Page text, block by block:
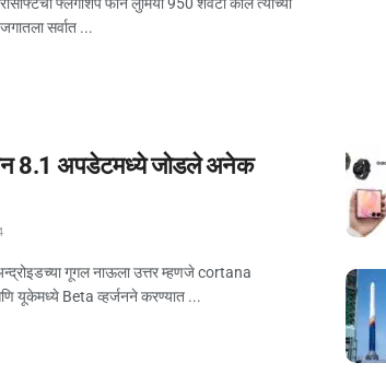
सर्वात ...
8.1 अपडेटमध्ये जोडले अनेक
गूगल नाऊला उत्तर म्हणजे cortana
यूकेमध्ये Beta व्हर्जनने करण्यात ...